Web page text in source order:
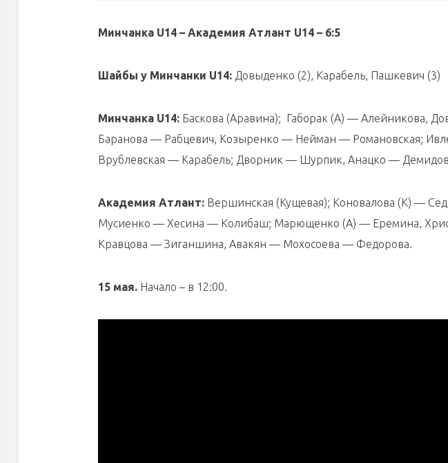
Минчанка U14 – Академия Атлант U14 – 6:5
Шайбы у Минчанки U14: Довыденко (2), Карабель, Пашкевич (3)
Минчанка U14: Баскова (Аравина); Габорак (А) — Алейникова,
Баранова — Рабцевич, Козыренко — Нейман — Романовская;
Врублевская — Карабель; Дворник — Шурпик, Анацко —
Академия Атлант: Вершинская (Кущевая); Коновалова (К) —
Мусиенко — Хесина — Колибаш; Марющенко (А) — Еремина,
Кравцова — Зиганшина, Авакян — Мохосоева — Федорова.
15 мая. Начало – в 12:00.